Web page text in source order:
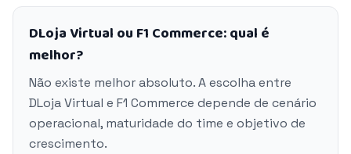
DLoja Virtual ou F1 Commerce: qual é
melhor?
Não existe melhor absoluto. A escolha entre
DLoja Virtual e F1 Commerce depende de cenário
operacional, maturidade do time e objetivo de
crescimento.